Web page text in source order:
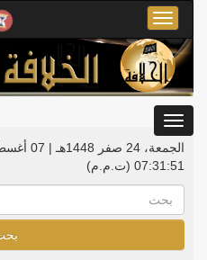
Toggle
navigation
الجمعة، 24 صفر 1448هـ | 07 أغسطس 2026م |
07:31:51 (ت.م.م)